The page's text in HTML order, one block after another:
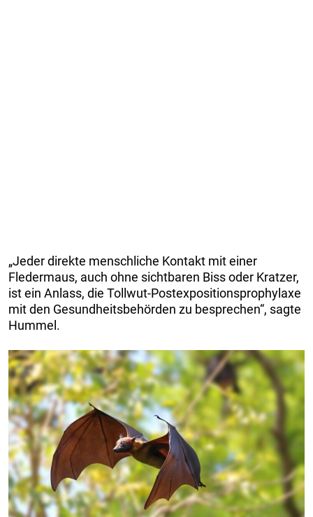
„Jeder direkte menschliche Kontakt mit einer
Fledermaus, auch ohne sichtbaren Biss oder Kratzer,
ist ein Anlass, die Tollwut-Postexpositionsprophylaxe
mit den Gesundheitsbehörden zu besprechen“, sagte
Hummel.